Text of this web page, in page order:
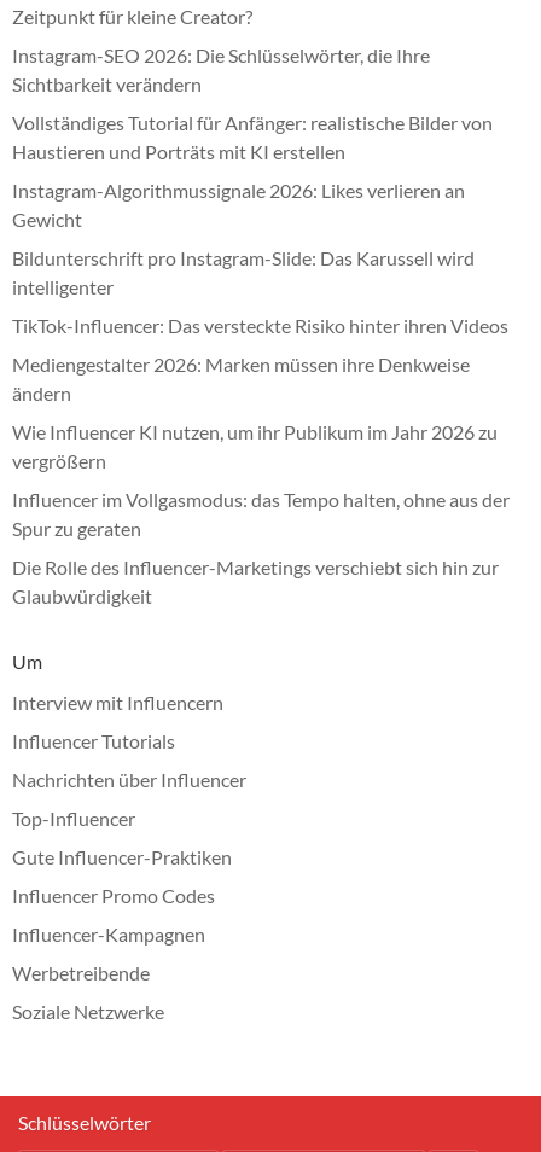
Zeitpunkt für kleine Creator?
Instagram-SEO 2026: Die Schlüsselwörter, die Ihre
Sichtbarkeit verändern
Vollständiges Tutorial für Anfänger: realistische Bilder von
Haustieren und Porträts mit KI erstellen
Instagram-Algorithmussignale 2026: Likes verlieren an
Gewicht
Bildunterschrift pro Instagram-Slide: Das Karussell wird
intelligenter
TikTok-Influencer: Das versteckte Risiko hinter ihren Videos
Mediengestalter 2026: Marken müssen ihre Denkweise
ändern
Wie Influencer KI nutzen, um ihr Publikum im Jahr 2026 zu
vergrößern
Influencer im Vollgasmodus: das Tempo halten, ohne aus der
Spur zu geraten
Die Rolle des Influencer-Marketings verschiebt sich hin zur
Glaubwürdigkeit
Um
Interview mit Influencern
Influencer Tutorials
Nachrichten über Influencer
Top-Influencer
Gute Influencer-Praktiken
Influencer Promo Codes
Influencer-Kampagnen
Werbetreibende
Soziale Netzwerke
Schlüsselwörter